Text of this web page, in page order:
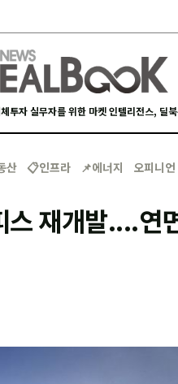
투자 실무자를 위한 마켓 인텔리전스, 딜
산 📋인프라 📌에너지 오피니언
스 재개발....